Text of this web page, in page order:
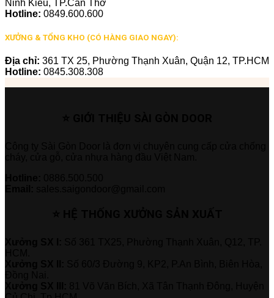
Ninh Kiều, TP.Cần Thơ
Hotline: 0849.600.600
XƯỞNG & TỔNG KHO (CÓ HÀNG GIAO NGAY):
Địa chỉ: 361 TX 25, Phường Thạnh Xuân, Quận 12, TP.HCM
Hotline: 0845.308.308